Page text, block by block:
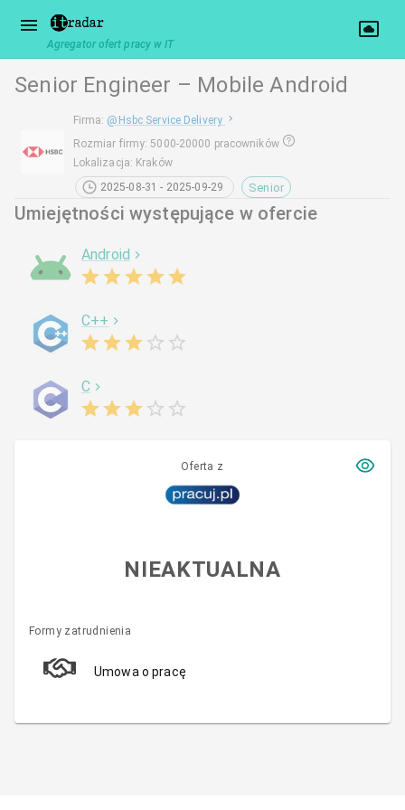
Agregator ofert pracy w IT
Senior Engineer – Mobile Android
Firma: @ Hsbc Service Delivery
Rozmiar firmy: 5000-20000 pracowników
Lokalizacja: Kraków
2025-08-31 - 2025-09-29
Senior
Umiejętności występujące w ofercie
Android
C++
C
Oferta z
NIEAKTUALNA
Formy zatrudnienia
Umowa o pracę